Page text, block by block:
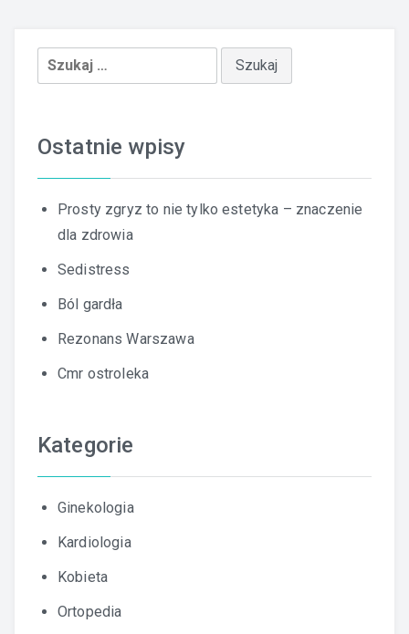
Szukaj:
Ostatnie wpisy
Prosty zgryz to nie tylko estetyka – znaczenie
dla zdrowia
Sedistress
Ból gardła
Rezonans Warszawa
Cmr ostroleka
Kategorie
Ginekologia
Kardiologia
Kobieta
Ortopedia